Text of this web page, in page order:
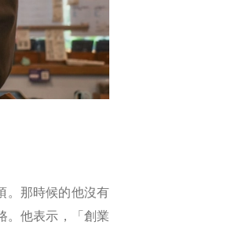
。那時候的他沒有
。他表示，「創業